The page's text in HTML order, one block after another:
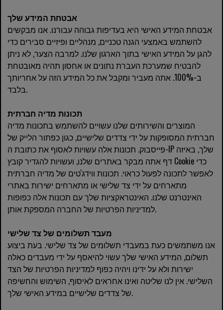
אבטחת המידע שלך
אבטחת המידע האישי היא בעדיפות גבוהה עבורנו. אנו מבקשים
להשתמש באמצעי הגנה טכניים, מנהליים ופיזיים סבירים כדי
להגן על המידע האישי בתוך הארגון שלנו. למרבה הצער, לא ניתן
להבטיח שמערכת העברת נתונים או אחסון תהיה מאובטחת
ב-100%. אתה מעביר ומקבל את כל המידע הזה על אחריותך
בלבד.
תכונות מדיה חברתית
המוצרים והשירותים שלנו עשויים להשתמש בתכונות מדיה
חברתית המסופקות על ידי צדדים שלישיים, כגון כפתור הלייק של
פייסבוק. תכונות אלה עשויות לאסוף את כתובת ה-IP שלך, באיזה
דף אתה מבקר באתרים שלנו, ועשויות להגדיר קובץ Cookie כדי
לאפשר לתכונה לפעול כראוי. תכונות ווידג'טים של מדיה חברתית
מתארחים על ידי צד שלישי או מתארחים ישירות באתרי
האינטרנט שלנו. האינטראקציות שלך עם תכונות אלה כפופות
למדיניות הפרטיות של החברה המספקת אותן.
מעבד תשלומים של צד שלישי
אנו משתמשים כעת במעבדי תשלומים של צד שלישי. בעת ביצוע
תשלום, המידע האישי שלך עשוי להיאסף על ידי מעבדים כאלה
ישירות ולא על ידינו ויהיה כפוף למדיניות הפרטיות של הצד
השלישי. אין לנו שליטה ואינו אחראים לאיסוף, השימוש והחשיפה
של צדדים שלישיים במידע האישי שלך.